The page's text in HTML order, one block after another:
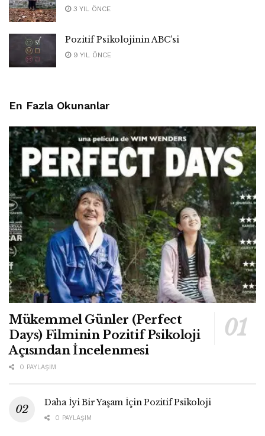
3 YIL ÖNCE
Pozitif Psikolojinin ABC’si
9 YIL ÖNCE
En Fazla Okunanlar
Mükemmel Günler (Perfect
Days) Filminin Pozitif Psikoloji
Açısından İncelenmesi
0 PAYLAŞIM
Daha İyi Bir Yaşam İçin Pozitif Psikoloji
0 PAYLAŞIM